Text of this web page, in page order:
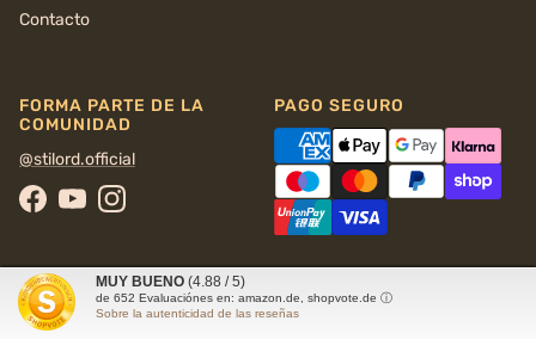
Contacto
FORMA PARTE DE LA
COMUNIDAD
@stilord.official
Facebook
YouTubeInstagram
PAGO SEGURO
MUY BUENO (4.88 / 5)
de 652 Evaluaciónes en: amazon.de, shopvote.de ⓘ
Sobre la autenticidad de las reseñas